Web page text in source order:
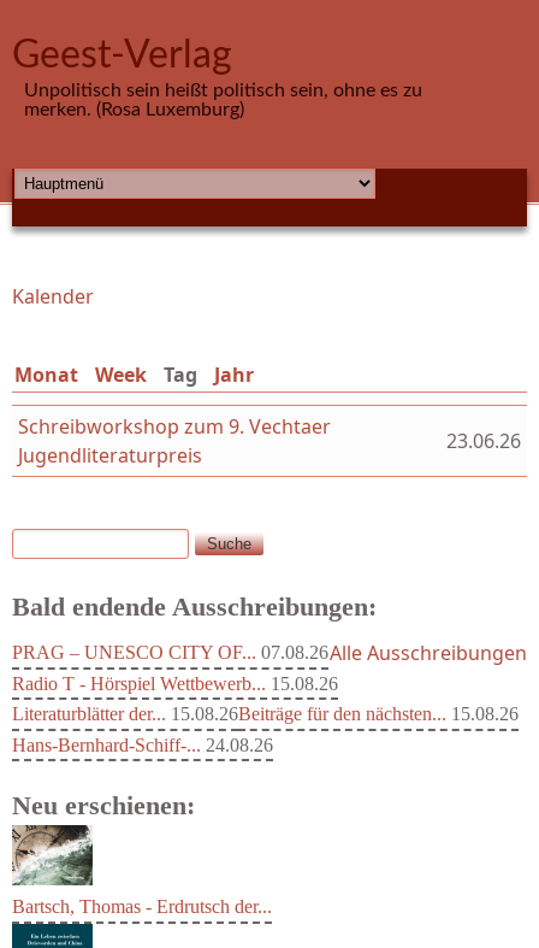
Geest-Verlag
Unpolitisch sein heißt politisch sein, ohne es zu
merken. (Rosa Luxemburg)
HAUPTMENÜ
Sie sind hier
Kalender
Monat Week Tag (aktiver Reiter)
Jahr
Schreibworkshop zum 9. Vechtaer
Jugendliteraturpreis
23.06.26
Suchformular
Suche
Bald endende Ausschreibungen:
PRAG – UNESCO CITY OF... 07.08.26
Radio T - Hörspiel Wettbewerb... 15.08.26
Literaturblätter der... 15.08.26Beiträge für den nächsten... 15.08.26
Hans-Bernhard-Schiff-... 24.08.26
Alle Ausschreibungen
Neu erschienen:
Bartsch, Thomas - Erdrutsch der...